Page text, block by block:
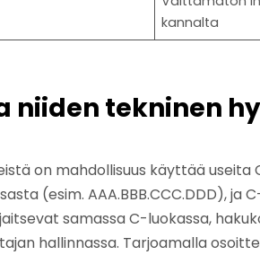
kannalta
niiden tekninen
on mahdollisuus käyttää useita
(esim. AAA.BBB.CCC.DDD), ja
samassa C-luokassa,
hallinnassa. Tarjoamalla